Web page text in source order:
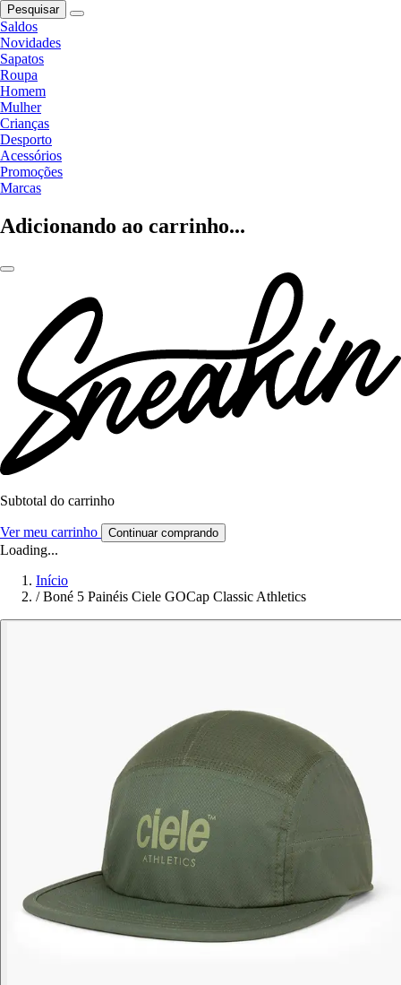
Pesquisar
Saldos
Novidades
Sapatos
Roupa
Homem
Mulher
Crianças
Desporto
Acessórios
Promoções
Marcas
Adicionando ao carrinho...
Subtotal do carrinho
Ver meu carrinho Continuar comprando
Loading...
Início
/ Boné 5 Painéis Ciele GOCap Classic Athletics